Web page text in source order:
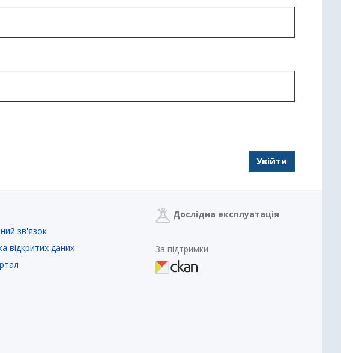
Увійти
зв'язок
відкритих даних
Дослідна експлуатація
За підтримки